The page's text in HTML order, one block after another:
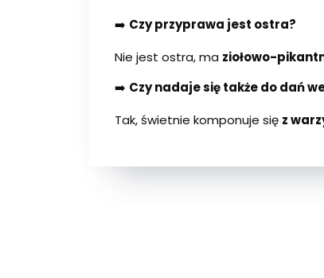
➡️ Czy przyprawa jest ostra?
Nie jest ostra, ma ziołowo-
➡️ Czy nadaje się także do dań
Tak, świetnie komponuje się z